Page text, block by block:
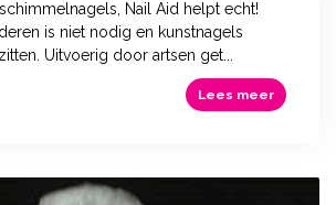
Nail Aid helpt echt!
is niet nodig en kunstnagels
Uitvoerig door artsen get...
Lees meer